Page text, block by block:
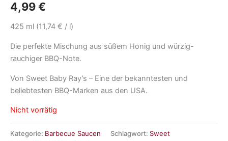
4,99€
425 ml (11,74 € / l)
Die perfekte Mischung aus süßem Honig und würzig-
rauchiger BBQ-Note.
Von Sweet Baby Ray’s – Eine der bekanntesten und
beliebtesten BBQ-Marken aus den USA.
Nicht vorrätig
Kategorie: Barbecue Saucen Schlagwort: Sweet